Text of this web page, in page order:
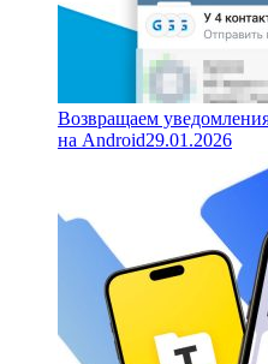
Возвращаем
на Android29.01.2026